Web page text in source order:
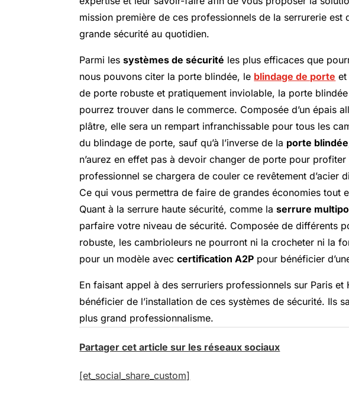
mission première de ces professionnels de la serrurerie
grande sécurité au quotidien.
Parmi lessystèmes de sécurité les plus efficaces que
nous pouvons citer la porte blindée, le blindage de porte
de porte robuste et pratiquement inviolable, la porte
pourrez trouver dans le commerce. Composée d’un épais
plâtre, elle sera un rempart infranchissable pour tous les
du blindage de porte, sauf qu’à l’inverse de la porte blindée
n’aurez en effet pas à devoir changer de porte pour
professionnel se chargera de couler ce revêtement d’acier
Ce qui vous permettra de faire de grandes économies tout
Quant à la serrure haute sécurité, comme laserrure
parfaire votre niveau de sécurité. Composée de différents
robuste, les cambrioleurs ne pourront ni la crocheter ni la
pour un modèle aveccertification A2P pour bénéficier
En faisant appel à des serruriers professionnels sur Paris et
bénéficier de l’installation de ces systèmes de sécurité. Ils
plus grand professionnalisme.
Partager cet article sur les réseaux sociaux
[et_social_share_custom]